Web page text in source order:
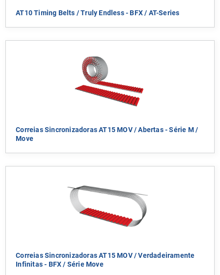
AT10 Timing Belts / Truly Endless - BFX / AT-Series
Correias Sincronizadoras AT15 MOV / Abertas - Série M /
Move
Correias Sincronizadoras AT15 MOV / Verdadeiramente
Infinitas - BFX / Série Move